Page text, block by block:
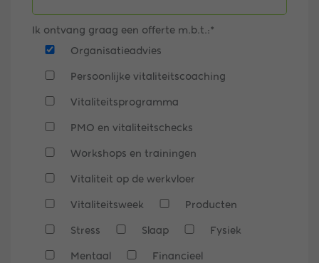
Ik ontvang graag een offerte m.b.t.:*
Organisatieadvies
Persoonlijke vitaliteitscoaching
Vitaliteitsprogramma
PMO en vitaliteitschecks
Workshops en trainingen
Vitaliteit op de werkvloer
Vitaliteitsweek
Producten
Stress
Slaap
Fysiek
Mentaal
Financieel